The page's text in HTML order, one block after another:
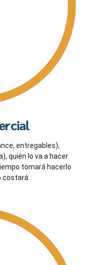
entregables),
quién lo va a hacer
tomará hacerlo
costará